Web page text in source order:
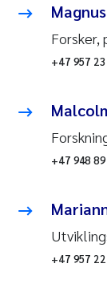
Forsker,
+47 957
+47 948
+47 957